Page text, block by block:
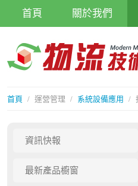
首頁 關於我們
首頁 / 運營管理 / 系統設備應用 /
資訊快報
最新產品櫥窗